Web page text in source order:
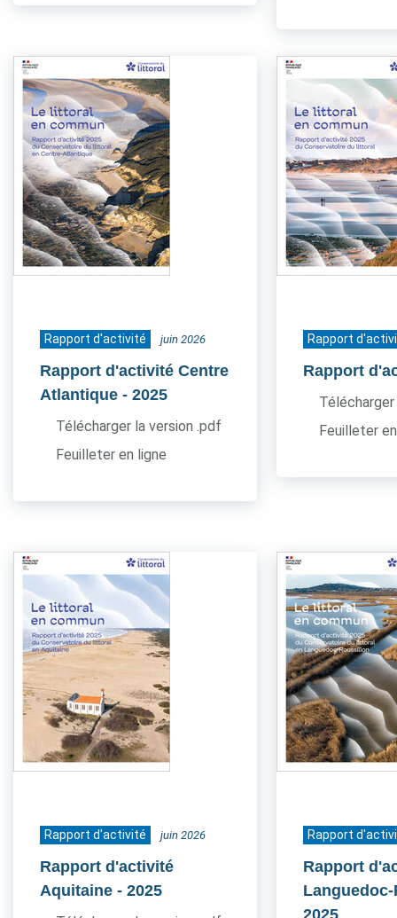
Rapport d'activité juin 2026
Rapport d'activité Centre
Atlantique - 2025
Télécharger la version .pdf
Feuilleter en ligne
Rapport
Rapport
Feuilleter
Rapport d'activité juin 2026
Rapport d'activité
Aquitaine - 2025
Rapport
Rapport
2025